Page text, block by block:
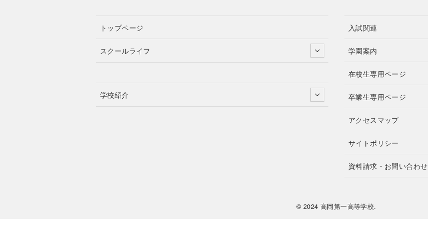
トップページ
スクールライフ
学校紹介
入試関連
学園案内
在校生専用ページ
卒業生専用ページ
アクセスマップ
サイトポリシー
資料請求・お問い合わせ
© 2024 高岡第一高等学校.